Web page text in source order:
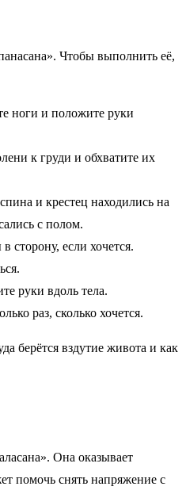
Чтобы выполнить её,
ноги и положите руки
к груди и обхватите их
и крестец находились на
с полом.
сторону, если хочется.
руки вдоль тела.
раз, сколько хочется.
берётся вздутие живота и как
Она оказывает
помочь снять напряжение с